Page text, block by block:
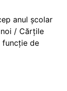
anul școlar
/ Cărțile
funcție de